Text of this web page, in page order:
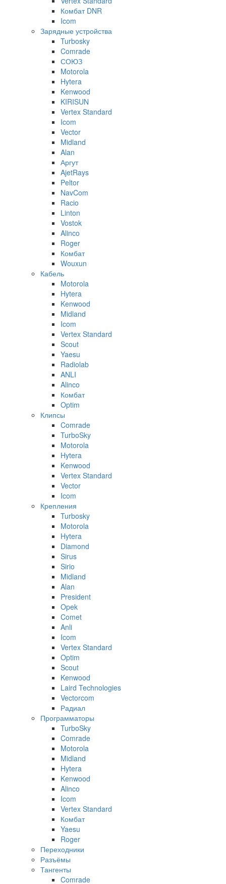
Комбат DNR
Icom
Зарядные устройства
Turbosky
Comrade
СОЮЗ
Motorola
Hytera
Kenwood
KIRISUN
Vertex Standard
Icom
Vector
Midland
Alan
Аргут
AjetRays
Peltor
NavCom
Racio
Linton
Vostok
Alinco
Roger
Комбат
Wouxun
Кабель
Motorola
Hytera
Kenwood
Midland
Icom
Vertex Standard
Scout
Yaesu
Radiolab
ANLI
Alinco
Комбат
Optim
Клипсы
Comrade
TurboSky
Motorola
Hytera
Kenwood
Vertex Standard
Vector
Icom
Крепления
Turbosky
Motorola
Hytera
Diamond
Sirus
Sirio
Midland
Alan
President
Opek
Comet
Anli
Icom
Vertex Standard
Optim
Scout
Kenwood
Laird Technologies
Vectorcom
Радиал
Программаторы
TurboSky
Comrade
Motorola
Midland
Hytera
Kenwood
Alinco
Icom
Vertex Standard
Комбат
Yaesu
Roger
Переходники
Разъёмы
Тангенты
Comrade